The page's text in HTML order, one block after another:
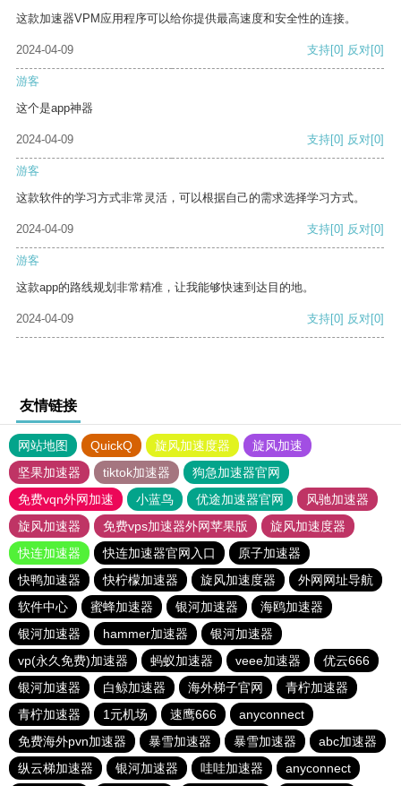
这款加速器VPM应用程序可以给你提供最高速度和安全性的连接。
2024-04-09 支持[0] 反对[0]
游客
这个是app神器
2024-04-09 支持[0] 反对[0]
游客
这款软件的学习方式非常灵活，可以根据自己的需求选择学习方式。
2024-04-09 支持[0] 反对[0]
游客
这款app的路线规划非常精准，让我能够快速到达目的地。
2024-04-09 支持[0] 反对[0]
友情链接
网站地图 QuickQ 旋风加速度器
旋风加速
坚果加速器
tiktok加速器
狗急加速器官网
免费vqn外网加速
小蓝鸟 优途加速器官网
风驰加速器
旋风加速器
免费vps加速器外网苹果版
旋风加速度器
快连加速器
快连加速器官网入口
原子加速器
快鸭加速器
快柠檬加速器 旋风加速度器
外网网址导航
软件中心
蜜蜂加速器 银河加速器
海鸥加速器
银河加速器
hammer加速器
银河加速器
vp(永久免费)加速器
蚂蚁加速器 veee加速器
优云666
银河加速器
白鲸加速器 海外梯子官网
青柠加速器
青柠加速器
1元机场 速鹰666
anyconnect
免费海外pvn加速器
暴雪加速器 暴雪加速器
abc加速器
纵云梯加速器
银河加速器 哇哇加速器 anyconnect